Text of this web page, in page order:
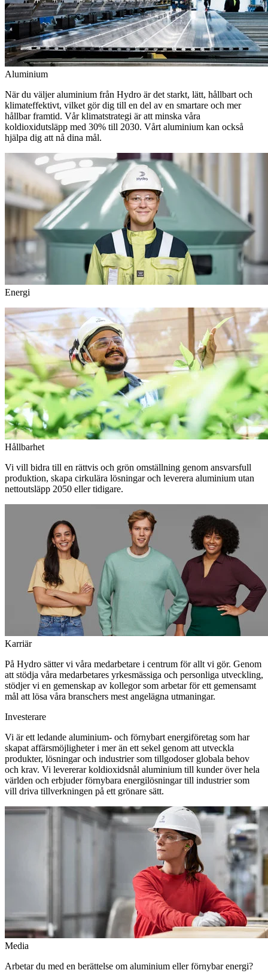
Aluminium
När du väljer aluminium från Hydro är det starkt, lätt, hållbart och
klimateffektivt, vilket gör dig till en del av en smartare och mer
hållbar framtid. Vår klimatstrategi är att minska våra
koldioxidutsläpp med 30% till 2030. Vårt aluminium kan också
hjälpa dig att nå dina mål.
Energi
Hållbarhet
Vi vill bidra till en rättvis och grön omställning genom ansvarsfull
produktion, skapa cirkulära lösningar och leverera aluminium utan
nettoutsläpp 2050 eller tidigare.
Karriär
På Hydro sätter vi våra medarbetare i centrum för allt vi gör. Genom
att stödja våra medarbetares yrkesmässiga och personliga utveckling,
stödjer vi en gemenskap av kollegor som arbetar för ett gemensamt
mål att lösa våra branschers mest angelägna utmaningar.
Investerare
Vi är ett ledande aluminium- och förnybart energiföretag som har
skapat affärsmöjligheter i mer än ett sekel genom att utveckla
produkter, lösningar och industrier som tillgodoser globala behov
och krav. Vi levererar koldioxidsnål aluminium till kunder över hela
världen och erbjuder förnybara energilösningar till industrier som
vill driva tillverkningen på ett grönare sätt.
Media
Arbetar du med en berättelse om aluminium eller förnybar energi?